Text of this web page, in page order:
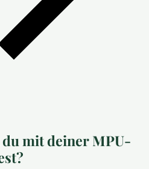
mit deiner MPU-